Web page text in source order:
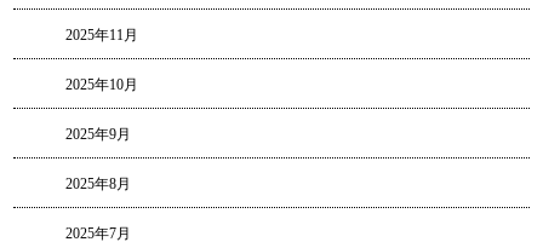
2025年11月
2025年10月
2025年9月
2025年8月
2025年7月